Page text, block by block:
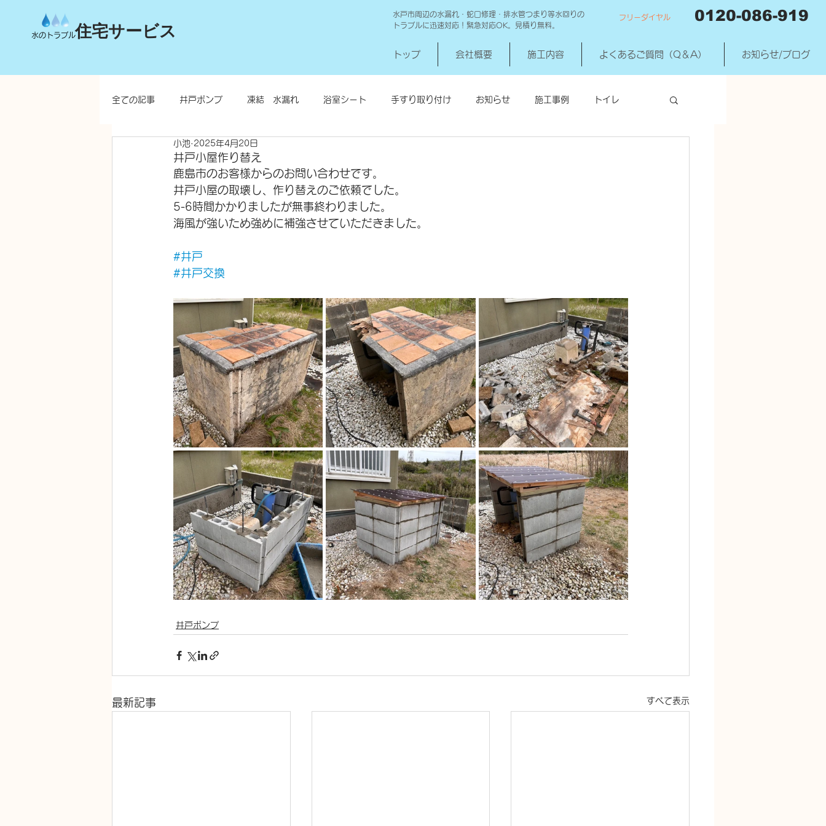
水のトラブル住宅サービス
水戸市周辺の水漏れ・蛇口修理・排水管つまり等水回りの
トラブルに迅速対応！緊急対応OK。見積り無料。
フリーダイヤル 0120-086-919
トップ 会社概要 施工内容 よくあるご質問（Q＆A） お知らせ/ブログ
全ての記事 井戸ポンプ 凍結 水漏れ 浴室シート 手すり取り付け お知らせ 施工事例 トイレ
洗面所 お風呂
水栓柱・不凍水栓柱
井戸小屋作り替え
小池 2025年4月20日
鹿島市のお客様からのお問い合わせです。
井戸小屋の取壊し、作り替えのご依頼でした。
5-6時間かかりましたが無事終わりました。
海風が強いため強めに補強させていただきました。
#井戸
#井戸交換
井戸ポンプ
最新記事 すべて表示